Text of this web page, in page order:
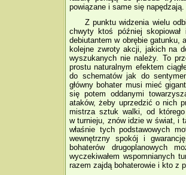
powiązane i same się napędzają.
Z punktu widzenia wielu
chwyty ktoś później
debiutantem w obrębie gatunku,
kolejne zwroty akcji, jakich na
wyszukanych nie należy. To
prostu naturalnym efektem
do schematów jak do
główny bohater musi mieć
się potem oddanymi
ataków, żeby uprzedzić o nich
mistrza sztuk walki, od którego
w turnieju, znów idzie w świat, i
właśnie tych podstawowych
wewnętrzny spokój i
bohaterów drugoplanowych
wyczekiwałem wspomnianych
razem zajdą bohaterowie i kto z